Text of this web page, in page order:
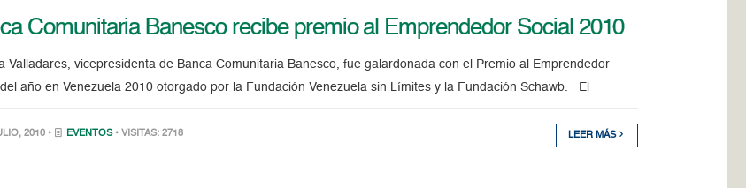
Comunitaria Banesco recibe premio al Emprendedor Social 2010
Valladares, vicepresidenta de Banca Comunitaria Banesco, fue galardonada con el Premio al Emprendedor
año en Venezuela 2010 otorgado por la Fundación Venezuela sin Límites y la Fundación Schawb. El
2010 • EVENTOS • VISITAS: 2718 LEER MÁS